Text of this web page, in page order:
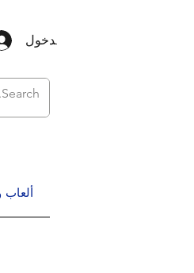
تسجيل الدخول